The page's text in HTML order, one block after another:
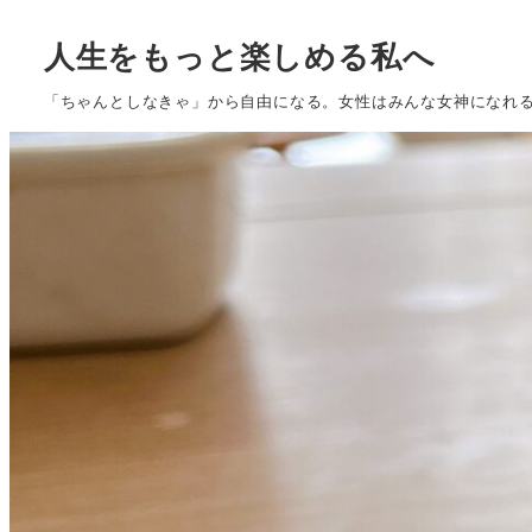
人生をもっと楽しめる私へ
「ちゃんとしなきゃ」から自由になる。女性はみんな女神になれ